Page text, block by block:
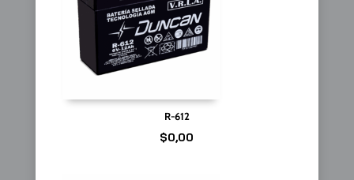
R-612
$0,00